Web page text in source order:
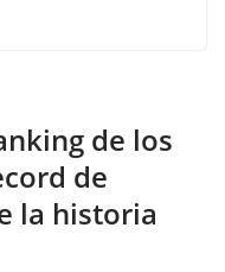
de los
de
la historia